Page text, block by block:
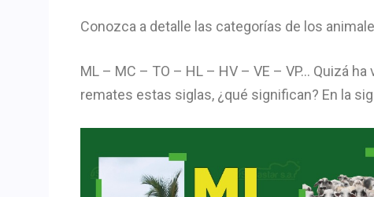
Conozca a detalle las categorías de los
ML – MC – TO – HL – HV – VE – VP… Quizá
remates estas siglas, ¿qué significan? En la